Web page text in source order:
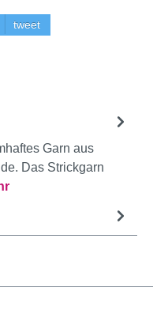
tweet
Garn aus
Das Strickgarn